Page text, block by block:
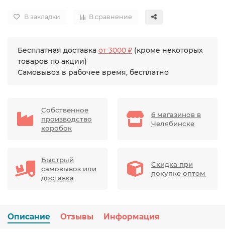
В закладки В сравнение
Бесплатная доставка от 3000 ₽ (кроме некоторых
товаров по акции)
Самовывоз в рабочее время, бесплатно
Собственное
производство
коробок
6 магазинов в
Челябинске
Быстрый
самовывоз или
доставка
Скидка при
покупке оптом
Описание Отзывы Информация